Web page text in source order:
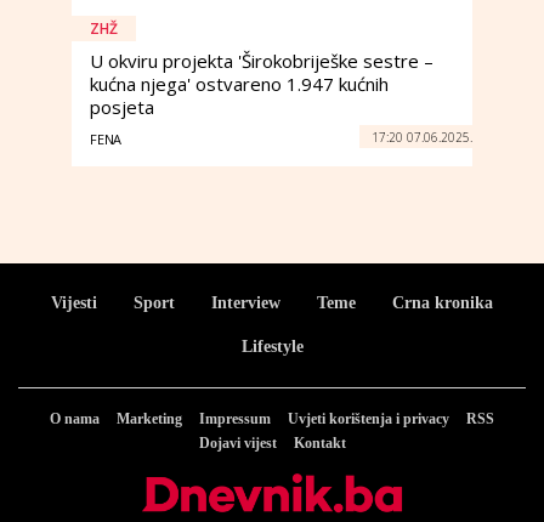
ZHŽ
U okviru projekta 'Širokobriješke sestre –
kućna njega' ostvareno 1.947 kućnih
posjeta
FENA 17:20 07.06.2025.
Vijesti Sport Interview Teme Crna kronika
Lifestyle
O nama Marketing Impressum Uvjeti korištenja i privacy
RSS
Dojavi vijest
Kontakt